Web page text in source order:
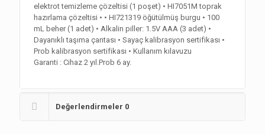
elektrot temizleme çözeltisi (1 poşet) • HI7051M toprak
hazırlama çözeltisi • • HI721319 öğütülmüş burgu • 100
mL beher (1 adet) • Alkalin piller: 1.5V AAA (3 adet) •
Dayanıklı taşıma çantası • Sayaç kalibrasyon sertifikası •
Prob kalibrasyon sertifikası • Kullanım kılavuzu
Garanti : Cihaz 2 yıl.Prob 6 ay.
Değerlendirmeler 0